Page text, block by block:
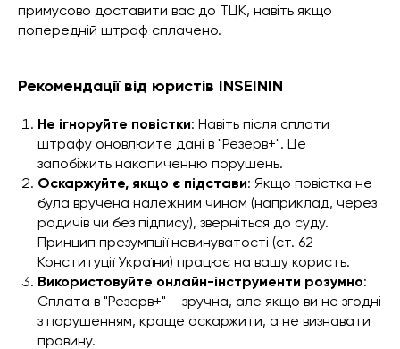
примусово доставити вас до ТЦК, навіть якщо
попередній штраф сплачено.
Рекомендації від юристів INSEININ
Не ігноруйте повістки: Навіть після сплати
штрафу оновлюйте дані в "Резерв+". Це
запобіжить накопиченню порушень.
Оскаржуйте, якщо є підстави: Якщо повістка не
була вручена належним чином (наприклад, через
родичів чи без підпису), зверніться до суду.
Принцип презумпції невинуватості (ст. 62
Конституції України) працює на вашу користь.
Використовуйте онлайн-інструменти розумно:
Сплата в "Резерв+" – зручна, але якщо ви не згодні
з порушенням, краще оскаржити, а не визнавати
провину.